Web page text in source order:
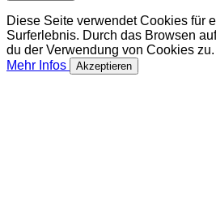
Diese Seite verwendet Cookies für
Surferlebnis. Durch das Browsen
du der Verwendung von Cookies zu.
Mehr Infos
Akzeptieren